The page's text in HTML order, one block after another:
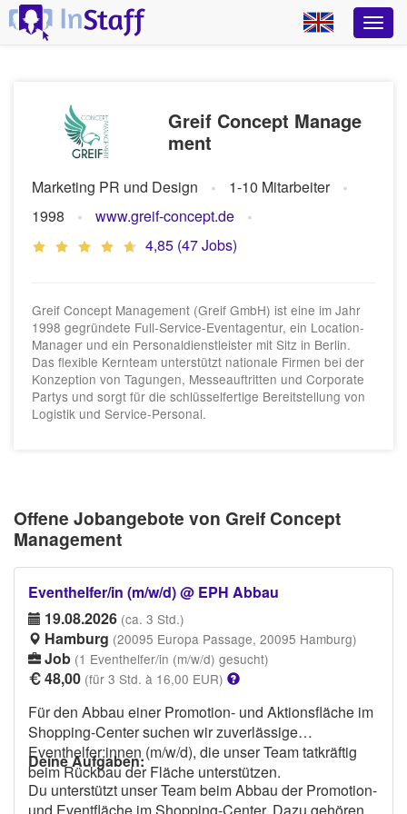
Greif Concept Manage
ment
Marketing PR und Design
1-10 Mitarbeiter
1998
www.greif-concept.de
4,85 (47 Jobs)
Greif Concept Management (Greif GmbH) ist eine im Jahr
1998 gegründete Full-Service-Eventagentur, ein Location-
Manager und ein Personaldienstleister mit Sitz in Berlin.
Das flexible Kernteam unterstützt nationale Firmen bei der
Konzeption von Tagungen, Messeauftritten und Corporate
Partys und sorgt für die schlüsselfertige Bereitstellung von
Logistik und Service-Personal.
Offene Jobangebote von Greif Concept
Management
Eventhelfer/in (m/w/d) @ EPH Abbau
19.08.2026 (ca. 3 Std.)
Hamburg (20095 Europa Passage, 20095 Hamburg)
Job (1 Eventhelfer/in (m/w/d) gesucht)
48,00 (für 3 Std. à 16,00 EUR)
Für den Abbau einer Promotion- und Aktionsfläche im
Shopping-Center suchen wir zuverlässige
Eventhelfer:innen (m/w/d), die unser Team tatkräftig
beim Rückbau der Fläche unterstützen.
Deine Aufgaben:
Du unterstützt unser Team beim Abbau der Promotion-
und Eventfläche im Shopping-Center. Dazu gehören